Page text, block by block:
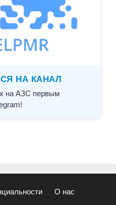
НА КАНАЛ
на АЗС первым
О нас